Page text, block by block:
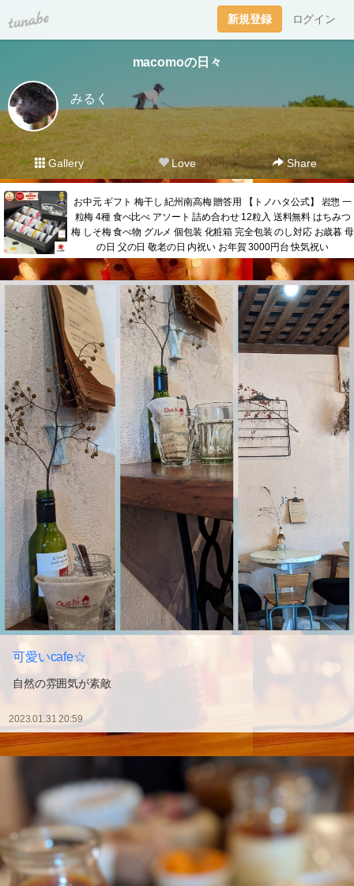
tuna.be 新規登録 ログイン
macomoの日々
みるく
Gallery Love Share
お中元 ギフト 梅干し 紀州南高梅 贈答用 【トノハタ公式】 岩惣 一
粒梅 4種 食べ比べ アソート 詰め合わせ 12粒入 送料無料 はちみつ
梅 しそ梅 食べ物 グルメ 個包装 化粧箱 完全包装 のし対応 お歳暮 母
の日 父の日 敬老の日 内祝い お年賀 3000円台 快気祝い
可愛いcafe☆
自然の雰囲気が素敵
2023.01.31 20:59